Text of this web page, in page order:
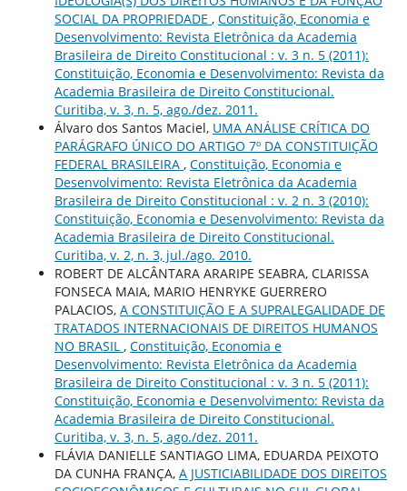
SOCIAL DA PROPRIEDADE , Constituição, Economia e
Desenvolvimento: Revista Eletrônica da Academia
Brasileira de Direito Constitucional : v. 3 n. 5 (2011):
Constituição, Economia e Desenvolvimento: Revista da
Academia Brasileira de Direito Constitucional.
Curitiba, v. 3, n. 5, ago./dez. 2011.
Álvaro dos Santos Maciel, UMA ANÁLISE CRÍTICA DO
PARÁGRAFO ÚNICO DO ARTIGO 7º DA CONSTITUIÇÃO
FEDERAL BRASILEIRA , Constituição, Economia e
Desenvolvimento: Revista Eletrônica da Academia
Brasileira de Direito Constitucional : v. 2 n. 3 (2010):
Constituição, Economia e Desenvolvimento: Revista da
Academia Brasileira de Direito Constitucional.
Curitiba, v. 2, n. 3, jul./ago. 2010.
ROBERT DE ALCÂNTARA ARARIPE SEABRA, CLARISSA
FONSECA MAIA, MARIO HENRYKE GUERRERO
PALACIOS, A CONSTITUIÇÃO E A SUPRALEGALIDADE DE
TRATADOS INTERNACIONAIS DE DIREITOS HUMANOS
NO BRASIL , Constituição, Economia e
Desenvolvimento: Revista Eletrônica da Academia
Brasileira de Direito Constitucional : v. 3 n. 5 (2011):
Constituição, Economia e Desenvolvimento: Revista da
Academia Brasileira de Direito Constitucional.
Curitiba, v. 3, n. 5, ago./dez. 2011.
FLÁVIA DANIELLE SANTIAGO LIMA, EDUARDA PEIXOTO
DA CUNHA FRANÇA, A JUSTICIABILIDADE DOS DIREITOS